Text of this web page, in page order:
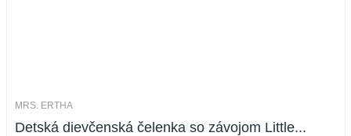
MRS. ERTHA
Detská dievčenská čelenka so závojom Little...